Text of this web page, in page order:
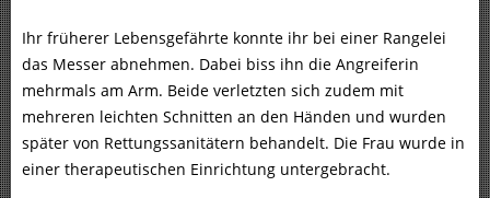
Ihr früherer Lebensgefährte konnte ihr bei einer Rangelei
das Messer abnehmen. Dabei biss ihn die Angreiferin
mehrmals am Arm. Beide verletzten sich zudem mit
mehreren leichten Schnitten an den Händen und wurden
später von Rettungssanitätern behandelt. Die Frau wurde in
einer therapeutischen Einrichtung untergebracht.